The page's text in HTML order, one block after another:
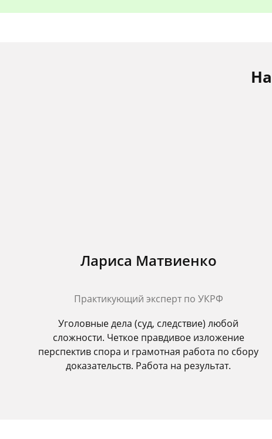
Лариса Матвиенко
Практикующий эксперт по УКРФ
Уголовные дела (суд, следствие) любой
сложности. Четкое правдивое изложение
перспектив спора и грамотная работа по сбору
доказательств. Работа на результат.